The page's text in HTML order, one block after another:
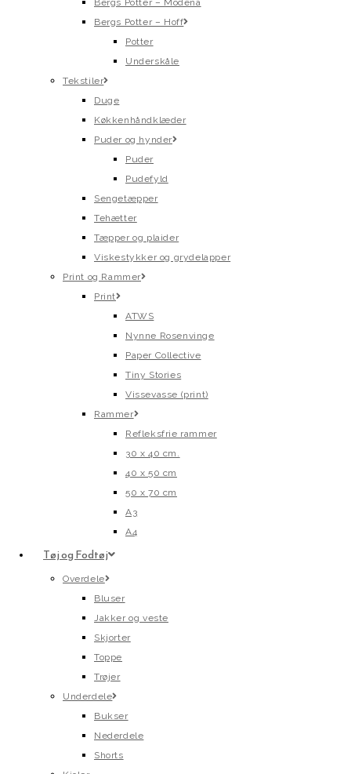
Bergs Potter – Modena
Bergs Potter – Hoff
Potter
Underskåle
Tekstiler
Duge
Køkkenhåndklæder
Puder og hynder
Puder
Pudefyld
Sengetæpper
Tehætter
Tæpper og plaider
Viskestykker og grydelapper
Print og Rammer
Print
ATWS
Nynne Rosenvinge
Paper Collective
Tiny Stories
Vissevasse (print)
Rammer
Refleksfrie rammer
30 x 40 cm.
40 x 50 cm
50 x 70 cm
A3
A4
Tøj og Fodtøj
Overdele
Bluser
Jakker og veste
Skjorter
Toppe
Trøjer
Underdele
Bukser
Nederdele
Shorts